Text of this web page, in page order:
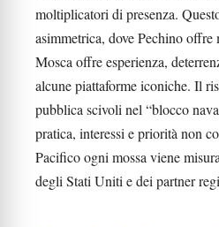
moltiplicatori di presenza.
asimmetrica, dove Pechino offre
Mosca offre esperienza,
alcune piattaforme iconiche. Il
pubblica scivoli nel “blocco
pratica, interessi e priorità non
Pacifico ogni mossa viene
degli Stati Uniti e dei partner